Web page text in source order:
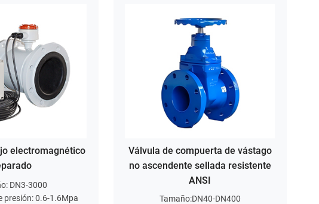
electromagnético
DN3-3000
presión: 0.6-1.6Mpa
Válvula de compuerta de vástago
no ascendente sellada resistente
ANSI
Tamaño:DN40-DN400